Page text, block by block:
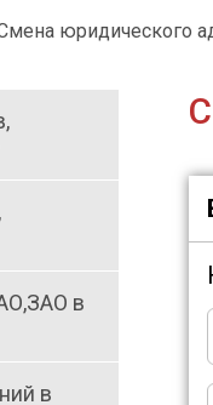
юридического
в
в